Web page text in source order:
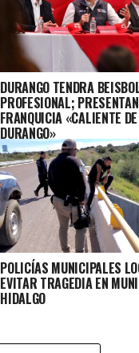
DURANGO TENDRA
PROFESIONAL; PRESENTAN
FRANQUICIA «CALIENTE DE
DURANGO»
POLICÍAS MUNICIPALES
EVITAR TRAGEDIA EN
HIDALGO